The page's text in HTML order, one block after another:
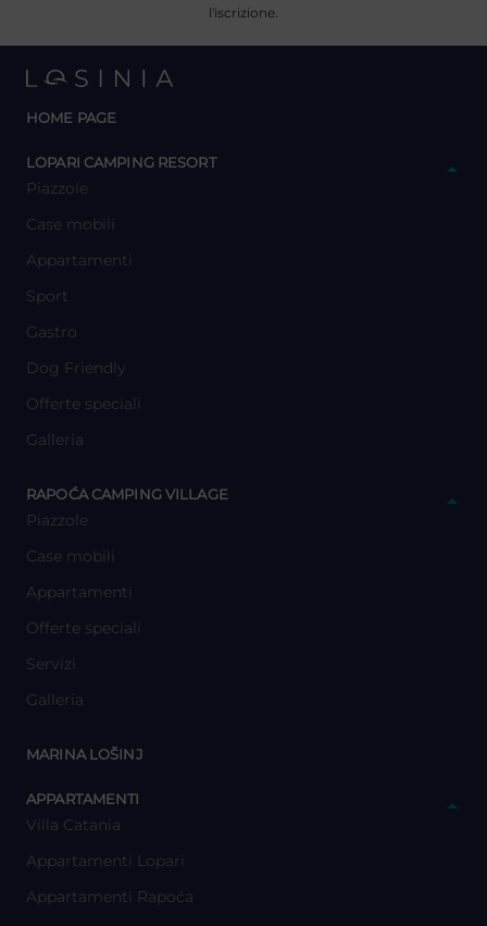
l'iscrizione.
HOME PAGE
LOPARI CAMPING RESORT
Piazzole
Case mobili
Appartamenti
Sport
Gastro
Dog Friendly
Offerte speciali
Galleria
RAPOĆA CAMPING VILLAGE
Piazzole
Case mobili
Appartamenti
Offerte speciali
Servizi
Galleria
MARINA LOŠINJ
APPARTAMENTI
Villa Catania
Appartamenti Lopari
Appartamenti Rapoća